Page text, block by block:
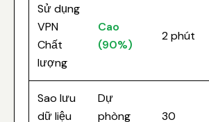
Sử dụng
VPN
Chất
lượng
Cao
(90%)
2 phút
Sao lưu
dữ liệu
Dự
phòng
30